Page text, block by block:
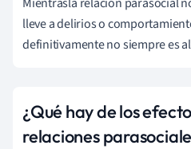
lleve a delirios o
definitivamente no siempre es
¿Qué hay de los
relaciones